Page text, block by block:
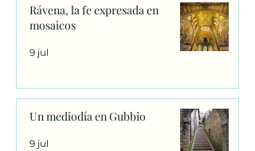
Rávena, la fe expresada en
mosaicos
9 jul
Un mediodía en Gubbio
9 jul